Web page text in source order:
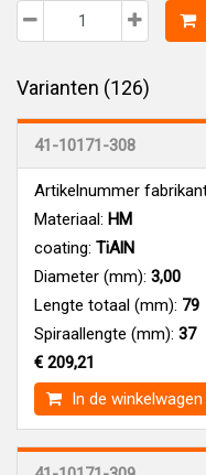
Varianten (126)
41-10171-308
Artikelnummer
Materiaal: HM
coating: TiAlN
Diameter (mm): 3,00
Lengte totaal (mm): 79
Spiraallengte (mm): 37
€ 209,21
In de winkelwagen